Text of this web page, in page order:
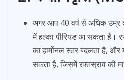
अगर आप 40 वर्ष से अधिक उम्र
में हल्का पीरियड आ सकता है।
का हार्मोनल स्तर बदलता है, और
सकता है, जिसमें रक्तस्राव की